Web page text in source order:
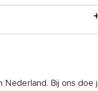
Nederland. Bij ons